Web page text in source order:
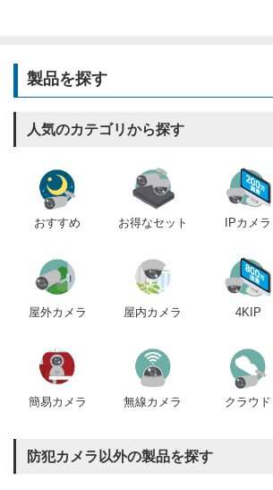
製品を探す
人気のカテゴリから探す
おすすめ お得なセット IPカメラ
屋外カメラ 屋内カメラ 4KIP
簡易カメラ 無線カメラ クラウド
防犯カメラ以外の製品を探す